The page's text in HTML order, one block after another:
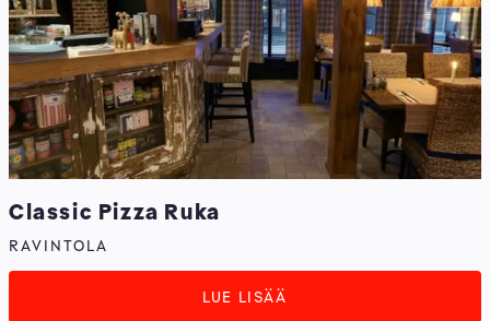
Classic Pizza Ruka
RAVINTOLA
LUE LISÄÄ